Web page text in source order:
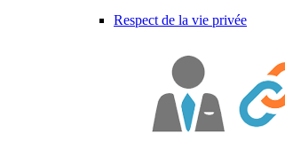
Respect de la vie privée